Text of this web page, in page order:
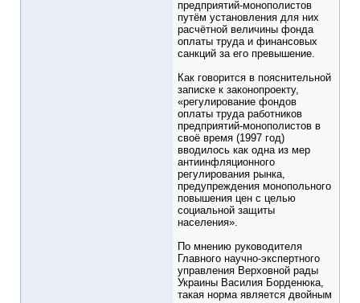
предприятий-монополистов
путём установления для них
расчётной величины фонда
оплаты труда и финансовых
санкций за его превышение.
Как говорится в пояснительной
записке к законопроекту,
«регулирование фондов
оплаты труда работников
предприятий-монополистов в
своё время (1997 год)
вводилось как одна из мер
антиинфляционного
регулирования рынка,
предупреждения монопольного
повышения цен с целью
социальной защиты
населения».
По мнению руководителя
Главного научно-экспертного
управления Верховной рады
Украины Василия Борденюка,
такая норма является двойным